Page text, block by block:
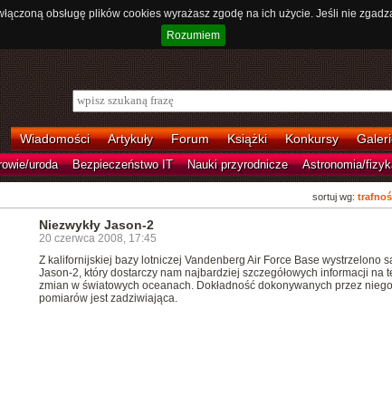
obsługę plików cookies wyrażasz zgodę na ich użycie. Jeśli nie
Rozumiem
Wiadomości Artykuły Forum Książki Konkursy
uroda Bezpieczeństwo IT Nauki przyrodnicze Astronomia/
sortuj wg:
Niezwykły Jason-2
20 czerwca 2008, 17:45
Z kalifornijskiej bazy lotniczej Vandenberg Air Force Base wystrzelono
Jason-2, który dostarczy nam najbardziej szczegółowych informacji na
zmian w światowych oceanach. Dokładność dokonywanych przez niego
pomiarów jest zadziwiająca.